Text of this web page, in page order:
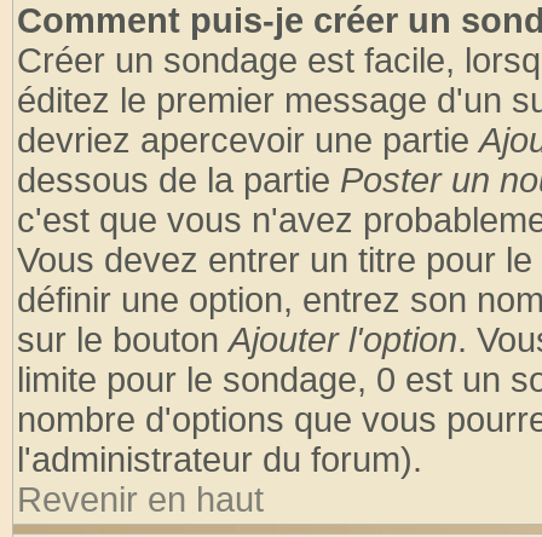
Comment puis-je créer un
Créer un sondage est facile,
éditez le premier message d'un
devriez apercevoir une partie
dessous de la partie Poster un
c'est que vous n'avez
Vous devez entrer un titre pour
définir une option, entrez son
sur le boutonAjouter l'option.
limite pour le sondage, 0 est un
nombre d'options que vous
l'administrateur du forum).
Revenir en haut